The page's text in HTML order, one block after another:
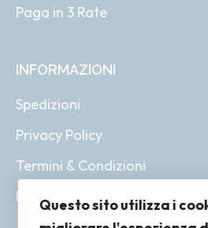
Paga in 3 Rate
INFORMAZIONI
Spedizioni
Privacy Policy
Termini & Condizioni
Resi & Rimborsi
Questo sito utilizza i